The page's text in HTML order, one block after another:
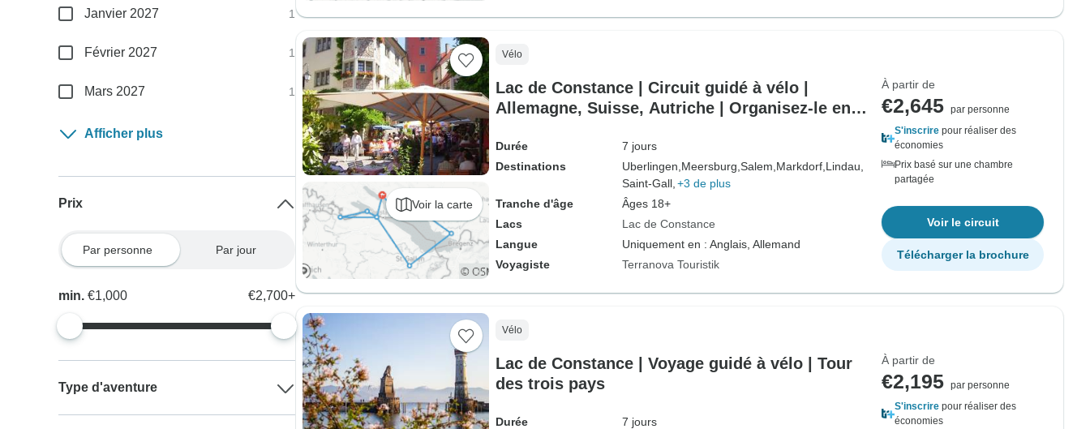
Voir la carte
Vélo
Lac de Constance | Circuit guidé à vélo |
Allemagne, Suisse, Autriche | Organisez-le en
Durée
7 jours
Destinations
Uberlingen, Meersburg, Salem, Markdorf, Lindau,
Saint-Gall, +3 de plus
Tranche d'âge
Âges 18+
Lacs
Lac de Constance
Langue
Uniquement en : Anglais, Allemand
Voyagiste
Terranova Touristik
À partir de
€2,645 par personne
S'inscrire pour réaliser des
économies
Prix basé sur une chambre
partagée
Voir le circuit
Télécharger la brochure
Vélo
Lac de Constance | Voyage guidé à vélo | Tour
des trois pays
Durée
7 jours
À partir de
€2,195 par personne
S'inscrire pour réaliser des
économies
Janvier 2027 1
Février 2027 1
Mars 2027 1
Afficher plus
Prix
Par personne Par jour
min.€1,000 €2,700+
Type d'aventure